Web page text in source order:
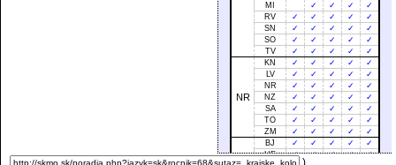
MI
✓ ✓ ✓
✓
RV
✓ ✓ ✓ ✓
✓
SN
✓ ✓ ✓ ✓
✓
SO
✓ ✓ ✓ ✓
✓
TV
✓ ✓ ✓ ✓ ✓
NR
KN ✓ ✓ ✓ ✓
✓
LV
✓ ✓ ✓ ✓
✓
NR
✓ ✓ ✓ ✓
✓
NZ
✓ ✓ ✓ ✓
✓
SA
✓ ✓ ✓ ✓
✓
TO
✓ ✓ ✓ ✓
✓
ZM
✓ ✓ ✓ ✓
✓
BJ
✓ ✓ ✓ ✓
✓
HE
✓ ✓ ✓ ✓
✓